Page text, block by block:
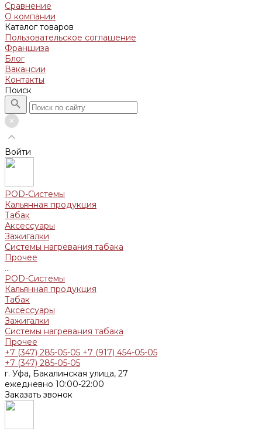
Сравнение
О компании
Каталог товаров
Пользовательское соглашение
Франшиза
Блог
Вакансии
Контакты
Поиск
Войти
POD-Системы
Кальянная продукция
Табак
Аксессуары
Зажигалки
Системы нагревания табака
Прочее
...
POD-Системы
Кальянная продукция
Табак
Аксессуары
Зажигалки
Системы нагревания табака
Прочее
+7 (347) 285-05-05 +7 (917) 454-05-05
+7 (347) 285-05-05
г. Уфа, Бакалинская улица, 27
ежедневно 10:00-22:00
Заказать звонок